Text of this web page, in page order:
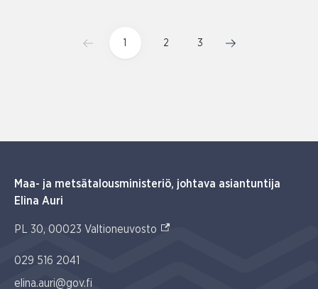
1 2 3
Maa- ja metsätalousministeriö, johtava asiantuntija
Elina Auri
PL 30, 00023 Valtioneuvosto (Ulkoinen linkki)
029 516 2041
elina.auri@gov.fi